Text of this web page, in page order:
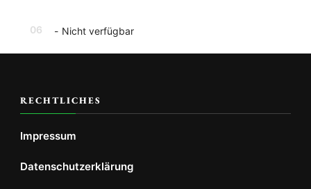
06 - Nicht verfügbar
RECHTLICHES
Impressum
Datenschutzerklärung